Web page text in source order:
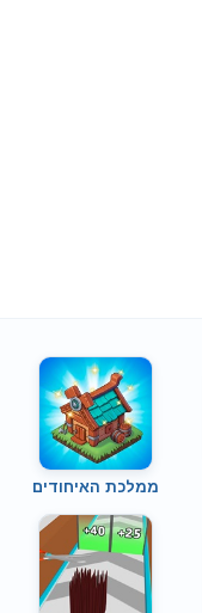
ממלכת האיחודים